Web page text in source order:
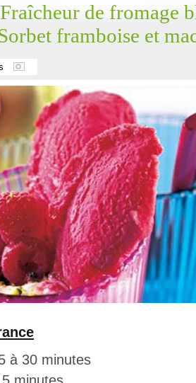
de fromage
framboise et
à 30 minutes